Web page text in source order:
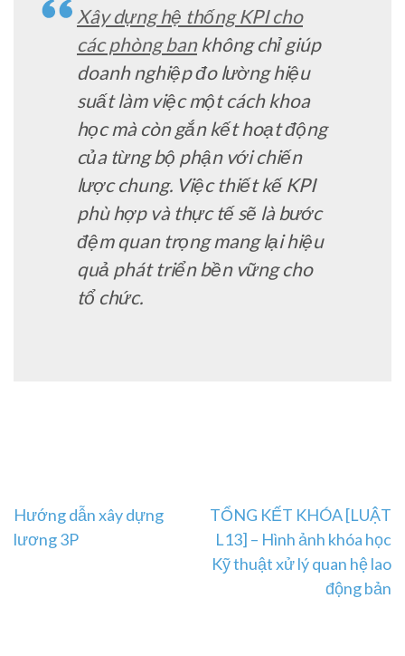
Xây dựng hệ thống KPI cho
các phòng bankhông chỉ giúp
doanh nghiệp đo lường hiệu
suất làm việc một cách khoa
học mà còn gắn kết hoạt động
của từng bộ phận với chiến
lược chung. Việc thiết kế KPI
phù hợp và thực tế sẽ là bước
đệm quan trọng mang lại hiệu
quả phát triển bền vững cho
tổ chức.
Post
navigation
Hướng dẫn xây dựng
lương 3P
TỔNG KẾT KHÓA [LUẬT
L13] – Hình ảnh khóa học
Kỹ thuật xử lý quan hệ lao
động bản